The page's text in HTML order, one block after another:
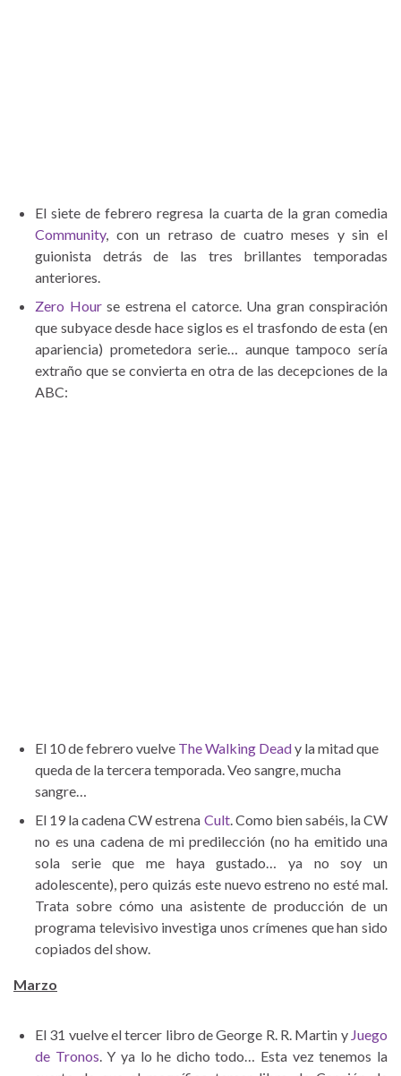
El siete de febrero regresa la cuarta de la gran comedia
Community, con un retraso de cuatro meses y sin el
guionista detrás de las tres brillantes temporadas
anteriores.
Zero Hourse estrena el catorce. Una gran conspiración
que subyace desde hace siglos es el trasfondo de esta (en
apariencia) prometedora serie… aunque tampoco sería
extraño que se convierta en otra de las decepciones de la
ABC:
El 10 de febrero vuelve The Walking Deady la mitad que
queda de la tercera temporada. Veo sangre, mucha
sangre…
El 19 la cadena CW estrena Cult. Como bien sabéis, la CW
no es una cadena de mi predilección (no ha emitido una
sola serie que me haya gustado… ya no soy un
adolescente), pero quizás este nuevo estreno no esté mal.
Trata sobre cómo una asistente de producción de un
programa televisivo investiga unos crímenes que han sido
copiados del show.
Marzo
El 31 vuelve el tercer libro de George R. R. Martin y Juego
de Tronos. Y ya lo he dicho todo… Esta vez tenemos la